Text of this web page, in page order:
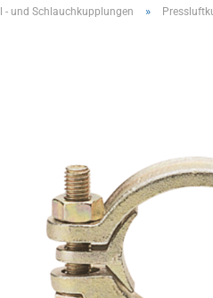
- und Schlauchkupplungen »